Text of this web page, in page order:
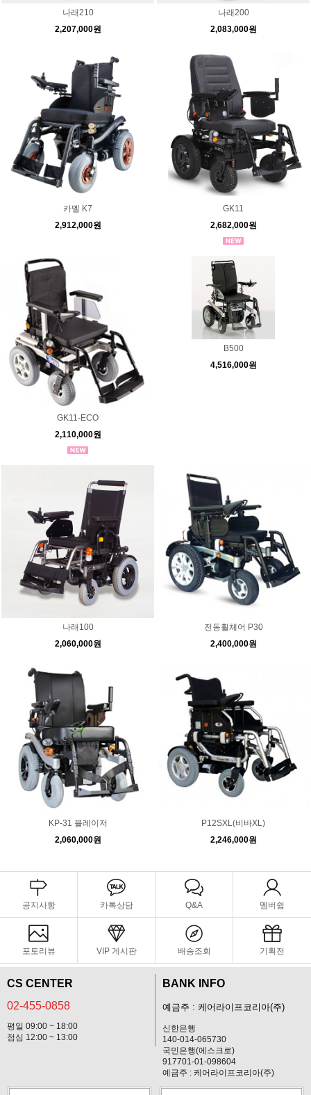
나래210
2,207,000원
나래200
2,083,000원
카멜 K7
2,912,000원
GK11
2,682,000원
GK11-ECO
2,110,000원
B500
4,516,000원
나래100
2,060,000원
전동휠체어 P30
2,400,000원
KP-31 블레이저
2,060,000원
P12SXL(비바XL)
2,246,000원
공지사항 카톡상담 Q&A 멤버쉽
포토리뷰 VIP 게시판 배송조회 기획전
CS CENTER
02-455-0858
평일 09:00 ~ 18:00
점심 12:00 ~ 13:00
BANK INFO
예금주 : 케어라이프코리아(주)
신한은행
140-014-065730
국민은행(에스크로)
917701-01-098604
예금주 : 케어라이프코리아(주)